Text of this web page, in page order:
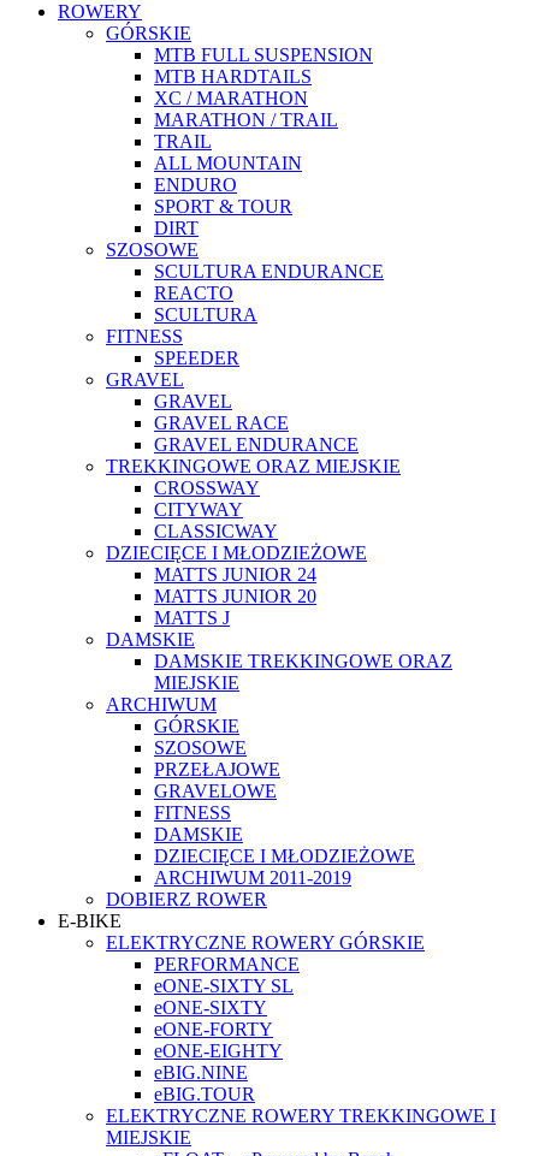
ROWERY
GÓRSKIE
MTB FULL SUSPENSION
MTB HARDTAILS
XC / MARATHON
MARATHON / TRAIL
TRAIL
ALL MOUNTAIN
ENDURO
SPORT & TOUR
DIRT
SZOSOWE
SCULTURA ENDURANCE
REACTO
SCULTURA
FITNESS
SPEEDER
GRAVEL
GRAVEL
GRAVEL RACE
GRAVEL ENDURANCE
TREKKINGOWE ORAZ MIEJSKIE
CROSSWAY
CITYWAY
CLASSICWAY
DZIECIĘCE I MŁODZIEŻOWE
MATTS JUNIOR 24
MATTS JUNIOR 20
MATTS J
DAMSKIE
DAMSKIE TREKKINGOWE ORAZ
MIEJSKIE
ARCHIWUM
GÓRSKIE
SZOSOWE
PRZEŁAJOWE
GRAVELOWE
FITNESS
DAMSKIE
DZIECIĘCE I MŁODZIEŻOWE
ARCHIWUM 2011-2019
DOBIERZ ROWER
E-BIKE
ELEKTRYCZNE ROWERY GÓRSKIE
PERFORMANCE
eONE-SIXTY SL
eONE-SIXTY
eONE-FORTY
eONE-EIGHTY
eBIG.NINE
eBIG.TOUR
ELEKTRYCZNE ROWERY TREKKINGOWE I
MIEJSKIE